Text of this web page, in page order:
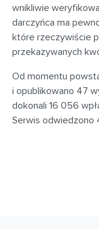
wnikliwie
darczyńca ma
które rzeczywiście
przekazywanych
Od momentu
i opublikowano 47
dokonali 16 056
Serwis odwiedzono